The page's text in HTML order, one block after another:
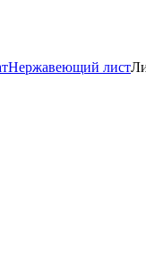
Нержавеющий лист